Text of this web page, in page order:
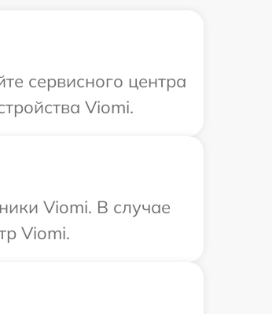
сервисного центра
Viomi.
Viomi. В случае
Viomi.